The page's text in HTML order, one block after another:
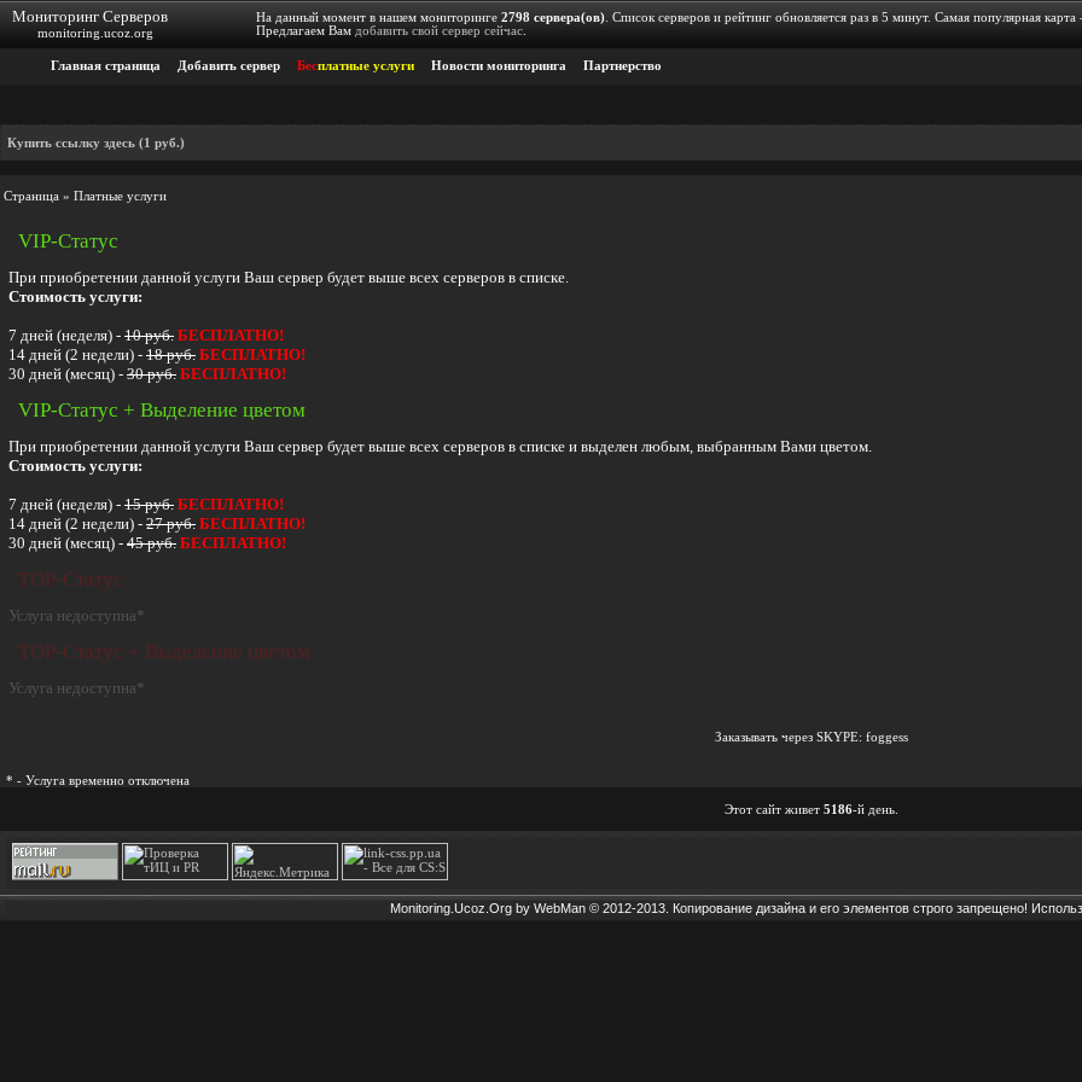
Мониторинг Серверов
monitoring.ucoz.org
На данный момент в нашем мониторинге 2798 сервера(ов) . Список серверов и рейтинг обновляется раз в 5 минут. Самая популярная карта
Предлагаем Вам добавить свой сервер сейчас
Главная страница Добавить сервер Бесплатные услуги Новости мониторинга Партнерcтво
Купить ссылку здесь (1 руб.)
Страница » Платные услуги
VIP-Статус
При приобретении данной услуги Ваш сервер будет выше всех серверов в списке.
Стоимость услуги:
7 дней (неделя) - 10 руб. БЕСПЛАТНО!
14 дней (2 недели) - 18 руб. БЕСПЛАТНО!
30 дней (месяц) - 30 руб. БЕСПЛАТНО!
VIP-Статус + Выделение цветом
При приобретении данной услуги Ваш сервер будет выше всех серверов в списке и выделен любым, выбранным Вами цветом.
Стоимость услуги:
7 дней (неделя) - 15 руб. БЕСПЛАТНО!
14 дней (2 недели) - 27 руб. БЕСПЛАТНО!
30 дней (месяц) - 45 руб. БЕСПЛАТНО!
TOP-Статус
Услуга недоступна*
TOP-Статус + Выделение цветом
Услуга недоступна*
Заказывать через SKYPE: foggess
* - Услуга временно отключена
Этот сайт живет 5186-й день.
Monitoring.Ucoz.Org by WebMan © 2012-2013. Копирование дизайна и его элементов строго запрещено!